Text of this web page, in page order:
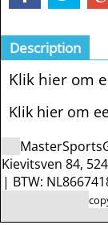
Description
Klik hier om
Klik hier om
Kievitsven 84,
| BTW: